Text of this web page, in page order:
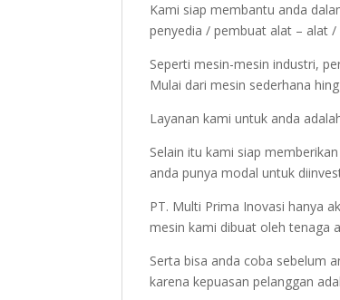
Kami siap membantu anda
penyedia / pembuat alat – alat
Seperti mesin-mesin industri,
Mulai dari mesin sederhana
Layanan kami untuk anda
Selain itu kami siap
anda punya modal untuk
PT. Multi Prima Inovasi hanya
mesin kami dibuat oleh tenaga
Serta bisa anda coba sebelum
karena kepuasan pelanggan